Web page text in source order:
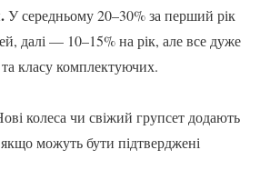
У середньому 20–30% за перший рік
далі — 10–15% на рік, але все дуже
класу комплектуючих.
колеса чи свіжий групсет додають
можуть бути підтверджені